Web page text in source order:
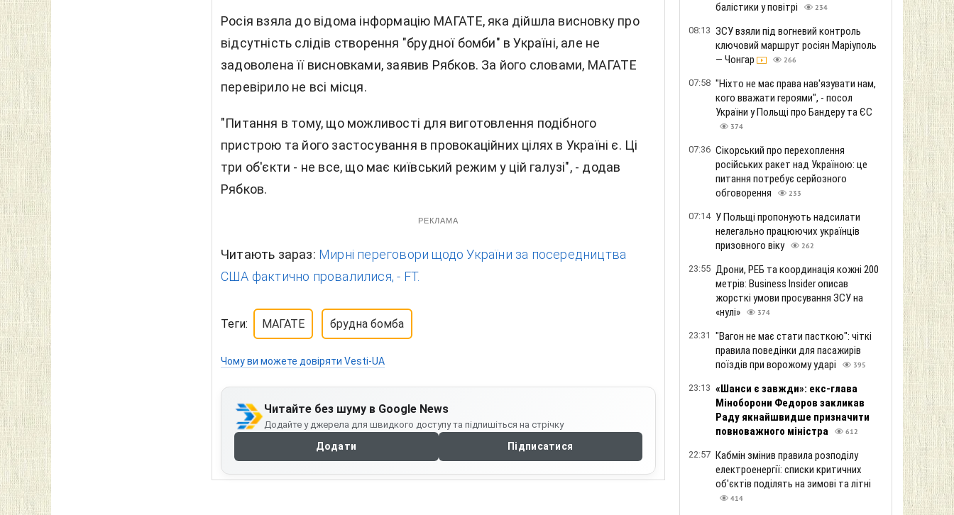
Росія взяла до відома інформацію МАГАТЕ, яка дійшла висновку про
відсутність слідів створення "брудної бомби" в Україні, але не
задоволена її висновками, заявив Рябков. За його словами, МАГАТЕ
перевірило не всі місця.
"Питання в тому, що можливості для виготовлення подібного
пристрою та його застосування в провокаційних цілях в Україні є. Ці
три об'єкти - не все, що має київський режим у цій галузі", - додав
Рябков.
РЕКЛАМА
Читають зараз: Мирні переговори щодо України за посередництва
США фактично провалилися, - FT.
Теги: МАГАТЕ брудна бомба
Чому ви можете довіряти Vesti-UA
Читайте без шуму в Google News
Додайте у джерела для швидкого доступу та підпишіться на стрічку
Додати Підписатися
балістики у повітрі
234
08:13 ЗСУ взяли під вогневий контроль
ключовий маршрут росіян Маріуполь
— Чонгар
266
07:58 "Ніхто не має права нав'язувати нам,
кого вважати героями", - посол
України у Польщі про Бандеру та ЄС
374
07:36 Сікорський про перехоплення
російських ракет над Україною: це
питання потребує серйозного
обговорення
233
07:14 У Польщі пропонують надсилати
нелегально працюючих українців
призовного віку
262
23:55 Дрони, РЕБ та координація кожні 200
метрів: Business Insider описав
жорсткі умови просування ЗСУ на
«нулі»
374
23:31 "Вагон не має стати пасткою": чіткі
правила поведінки для пасажирів
поїздів при ворожому ударі
395
23:13 «Шанси є завжди»: екс-глава
Міноборони Федоров закликав
Раду якнайшвидше призначити
повноважного міністра
612
22:57 Кабмін змінив правила розподілу
електроенергії: списки критичних
об'єктів поділять на зимові та літні
414